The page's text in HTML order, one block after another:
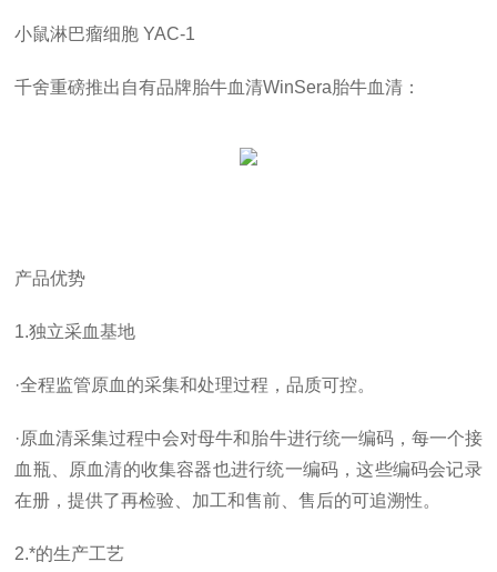
小鼠淋巴瘤细胞 YAC-1
千舍重磅推出自有品牌胎牛血清WinSera胎牛血清：
产品优势
1.独立采血基地
·全程监管原血的采集和处理过程，品质可控。
·原血清采集过程中会对母牛和胎牛进行统一编码，每一个接
血瓶、原血清的收集容器也进行统一编码，这些编码会记录
在册，提供了再检验、加工和售前、售后的可追溯性。
2.*的生产工艺